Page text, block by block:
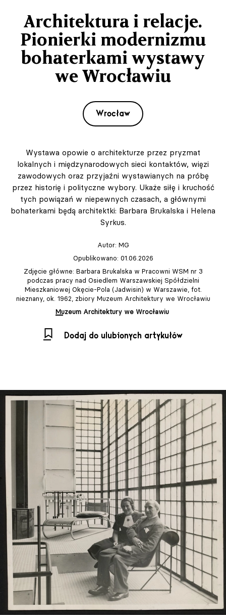
Architektura i relacje.
Pionierki modernizmu
bohaterkami wystawy
we Wrocławiu
Wrocław
Wystawa opowie o architekturze przez pryzmat
lokalnych i międzynarodowych sieci kontaktów, więzi
zawodowych oraz przyjaźni wystawianych na próbę
przez historię i polityczne wybory. Ukaże siłę i kruchość
tych powiązań w niepewnych czasach, a głównymi
bohaterkami będą architektki: Barbara Brukalska i Helena
Syrkus.
Autor: MG
Opublikowano: 01.06.2026
Zdjęcie główne: Barbara Brukalska w Pracowni WSM nr 3
podczas pracy nad Osiedlem Warszawskiej Spółdzielni
Mieszkaniowej Okęcie-Pola (Jadwisin) w Warszawie, fot.
nieznany, ok. 1962, zbiory Muzeum Architektury we Wrocławiu
Muzeum Architektury we Wrocławiu
Dodaj do ulubionych artykułów